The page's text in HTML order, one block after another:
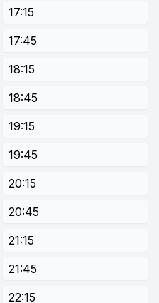
17:15
17:45
18:15
18:45
19:15
19:45
20:15
20:45
21:15
21:45
22:15